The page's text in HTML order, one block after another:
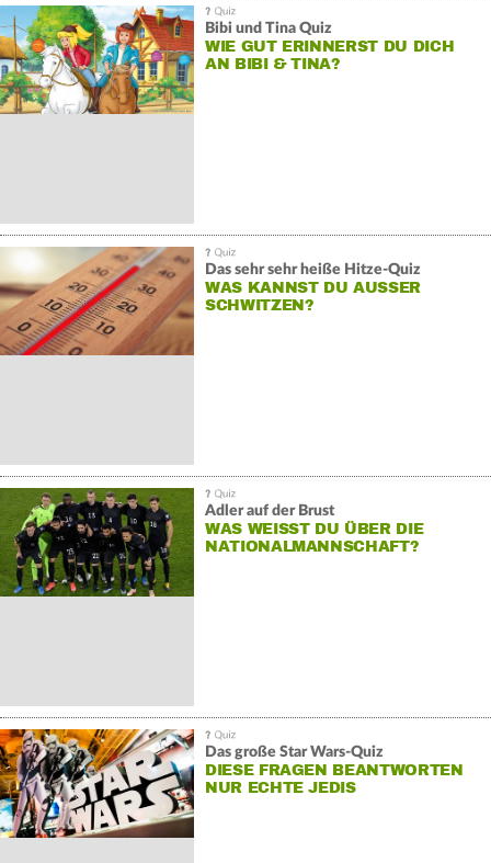
Bibi und Tina Quiz
WIE GUT ERINNERST DU DICH
AN BIBI & TINA?
Das sehr sehr heiße Hitze-Quiz
WAS KANNST DU AUSSER S
CHWITZEN?
Adler auf der Brust
WAS WEISST DU ÜBER DIE N
ATIONALMANNSCHAFT?
Das große Star Wars-Quiz
DIESE FRAGEN BEANTWORTEN
NUR ECHTE JEDIS